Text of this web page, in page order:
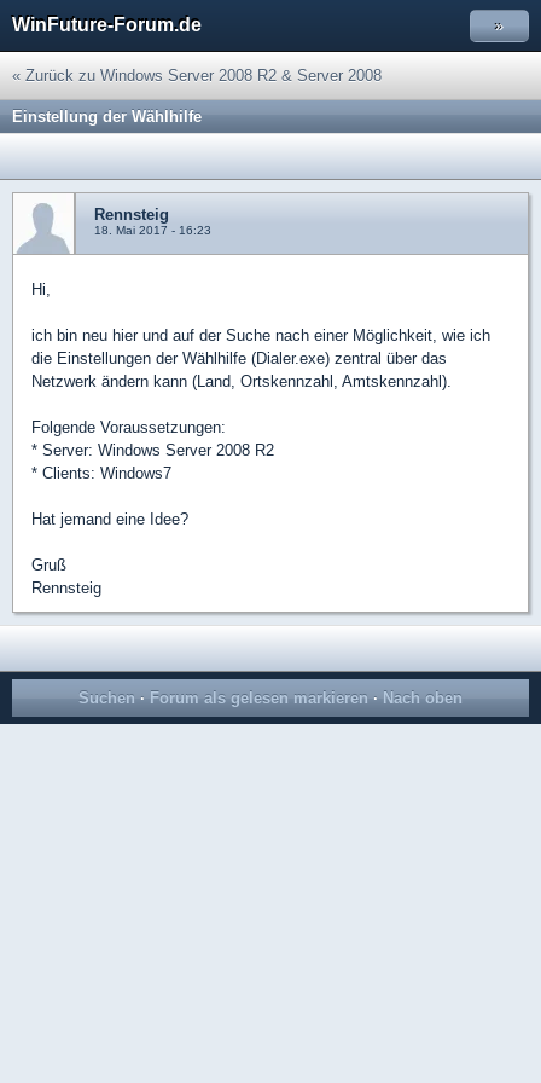
WinFuture-Forum.de »
« Zurück zu Windows Server 2008 R2 & Server 2008
Einstellung der Wählhilfe
Rennsteig
18. Mai 2017 - 16:23
Hi,
ich bin neu hier und auf der Suche nach einer Möglichkeit, wie ich
die Einstellungen der Wählhilfe (Dialer.exe) zentral über das
Netzwerk ändern kann (Land, Ortskennzahl, Amtskennzahl).
Folgende Voraussetzungen:
* Server: Windows Server 2008 R2
* Clients: Windows7
Hat jemand eine Idee?
Gruß
Rennsteig
Suchen · Forum als gelesen markieren · Nach oben